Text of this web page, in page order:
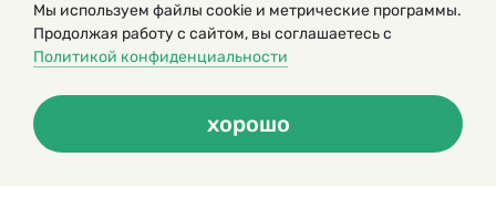
© 2000 – 2026. Кукумбер. Литературный иллюстрированный
журнал для детей
сайта
Политика конфиденциальности
Мы используем файлы cookie и метрические программы.
Продолжая работу с сайтом, вы соглашаетесь с
Политикой конфиденциальности
хорошо